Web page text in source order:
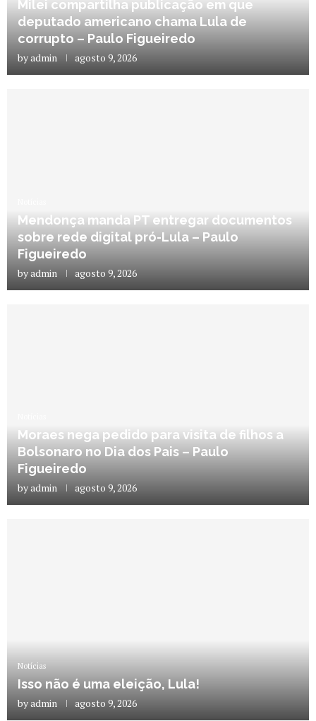
Milei compartilha publicação em que
deputado americano chama Lula de
corrupto – Paulo Figueiredo
byadmin agosto 9, 2026
Mendonça manda PT entregar documentos
sobre rede digital pró-Lula – Paulo
Figueiredo
byadmin agosto 9, 2026
Moraes nega pedido para visita de filhos a
Bolsonaro no Dia dos Pais – Paulo
Figueiredo
byadmin agosto 9, 2026
Notícias
Isso não é uma eleição, Lula!
byadmin agosto 9, 2026